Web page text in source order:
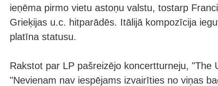
ieņēma pirmo vietu astoņu valstu, tostarp
Grieķijas u.c. hitparādēs. Itālijā kompozīcija
platīna statusu.
Rakstot par LP pašreizējo koncertturneju, "The
"Nevienam nav iespējams izvairīties no viņas